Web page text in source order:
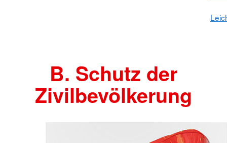
B. Schutz der
Zivilbevölkerung